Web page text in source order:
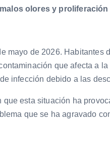
olores y
mayo de 2026.
que afecta a
infección debido a las
que esta situación ha
que se ha agravado